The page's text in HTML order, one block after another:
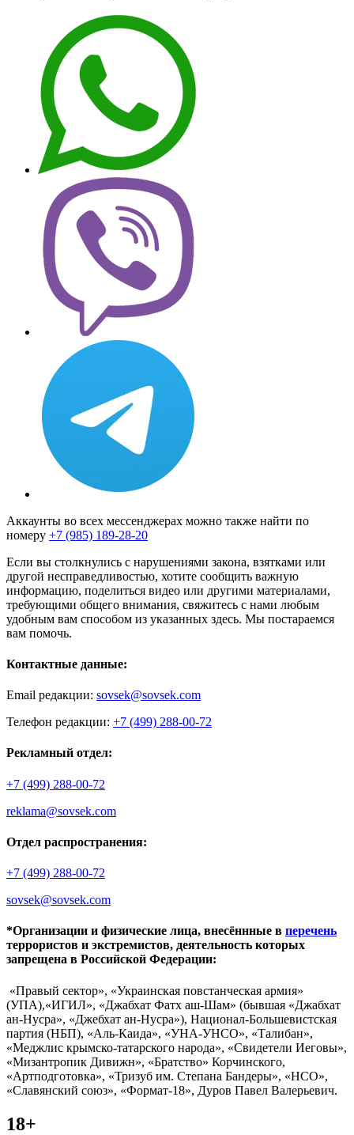
Аккаунты во всех мессенджерах можно также найти по
номеру +7 (985) 189-28-20
Если вы столкнулись с нарушениями закона, взятками или
другой несправедливостью, хотите сообщить важную
информацию, поделиться видео или другими материалами,
требующими общего внимания, свяжитесь с нами любым
удобным вам способом из указанных здесь. Мы постараемся
вам помочь.
Контактные данные:
Email редакции: sovsek@sovsek.com
Телефон редакции: +7 (499) 288-00-72
Рекламный отдел:
+7 (499) 288-00-72
reklama@sovsek.com
Отдел распространения:
+7 (499) 288-00-72
sovsek@sovsek.com
*Организации и физические лица, внесённные в перечень
террористов и экстремистов, деятельность которых
запрещена в Российской Федерации:
«Правый сектор», «Украинская повстанческая армия»
(УПА),«ИГИЛ», «Джабхат Фатх аш-Шам» (бывшая «Джабхат
ан-Нусра», «Джебхат ан-Нусра»), Национал-Большевистская
партия (НБП), «Аль-Каида», «УНА-УНСО», «Талибан»,
«Меджлис крымско-татарского народа», «Свидетели Иеговы»,
«Мизантропик Дивижн», «Братство» Корчинского,
«Артподготовка», «Тризуб им. Степана Бандеры», «НСО»,
«Славянский союз», «Формат-18», Дуров Павел Валерьевич.
18+